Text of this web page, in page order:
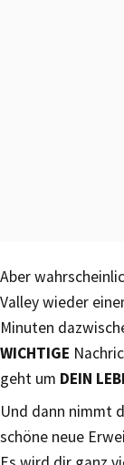
Aber
Valley wieder
Minuten
WICHTIGE
geht um DEIN
Und dann nimmt
schöne neue